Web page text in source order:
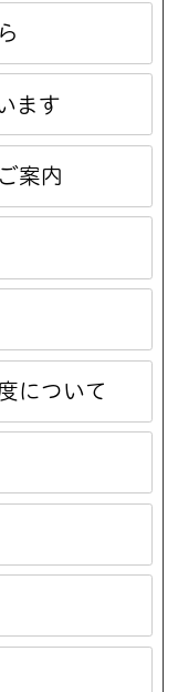
ます
案内
について